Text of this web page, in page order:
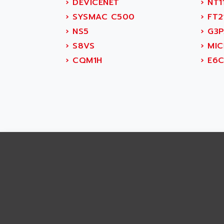
ABSOCODER
ABUS
ABUS ELECTRONIC
AC
ACBEL
› DEVICENET ›
› SYSMAC C500 ›
› NS5 ›
› S8VS ›
› CQM1H ›